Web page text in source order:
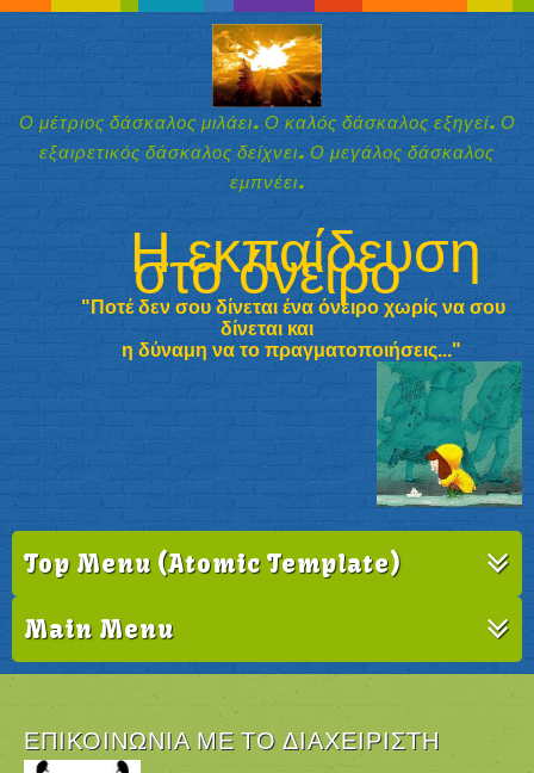
Ο μέτριος δάσκαλος μιλάει. Ο καλός δάσκαλος εξηγεί. Ο
εξαιρετικός δάσκαλος δείχνει. Ο μεγάλος δάσκαλος
εμπνέει.
Η εκπαίδευση
στο όνειρο
"Ποτέ δεν σου δίνεται ένα όνειρο χωρίς να σου
δίνεται και
η δύναμη να το πραγματοποιήσεις..."
Top Menu (Atomic Template)
Main Menu
ΕΠΙΚΟΙΝΩΝΊΑ ΜΕ ΤΟ ΔΙΑΧΕΙΡΙΣΤΉ